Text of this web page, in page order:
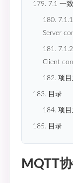
179. 7.1 一
180.
Server
181.
Client
182. 项目
183. 目录
184. 项目
185. 目录
MQTT